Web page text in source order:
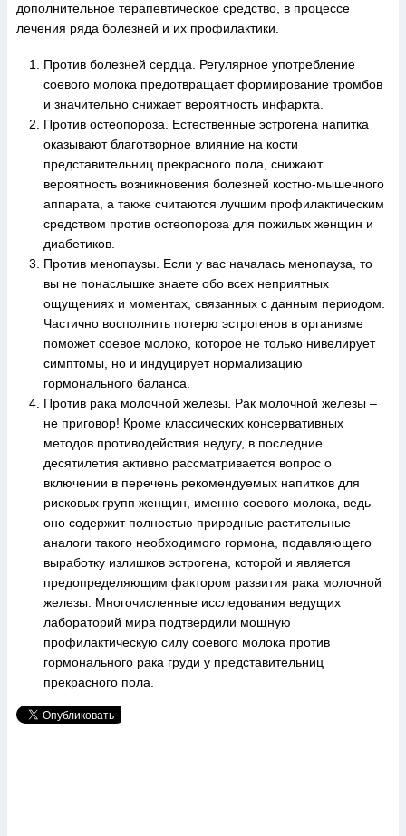
дополнительное терапевтическое средство, в процессе
лечения ряда болезней и их профилактики.
Против болезней сердца. Регулярное употребление
соевого молока предотвращает формирование тромбов
и значительно снижает вероятность инфаркта.
Против остеопороза. Естественные эстрогена напитка
оказывают благотворное влияние на кости
представительниц прекрасного пола, снижают
вероятность возникновения болезней костно-мышечного
аппарата, а также считаются лучшим профилактическим
средством против остеопороза для пожилых женщин и
диабетиков.
Против менопаузы. Если у вас началась менопауза, то
вы не понаслышке знаете обо всех неприятных
ощущениях и моментах, связанных с данным периодом.
Частично восполнить потерю эстрогенов в организме
поможет соевое молоко, которое не только нивелирует
симптомы, но и индуцирует нормализацию
гормонального баланса.
Против рака молочной железы. Рак молочной железы –
не приговор! Кроме классических консервативных
методов противодействия недугу, в последние
десятилетия активно рассматривается вопрос о
включении в перечень рекомендуемых напитков для
рисковых групп женщин, именно соевого молока, ведь
оно содержит полностью природные растительные
аналоги такого необходимого гормона, подавляющего
выработку излишков эстрогена, которой и является
предопределяющим фактором развития рака молочной
железы. Многочисленные исследования ведущих
лабораторий мира подтвердили мощную
профилактическую силу соевого молока против
гормонального рака груди у представительниц
прекрасного пола.